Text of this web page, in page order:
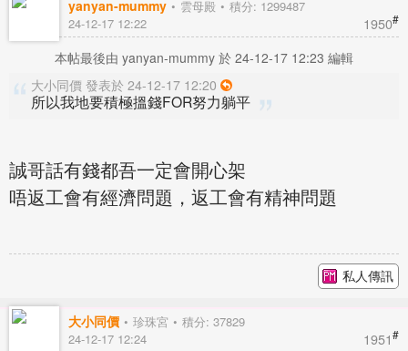
yanyan-mummy 雲母殿 積分: 1299487
1950#
24-12-17 12:22
本帖最後由 yanyan-mummy 於 24-12-17 12:23 編輯
大小同價 發表於 24-12-17 12:20
所以我地要積極搵錢FOR努力躺平
誠哥話有錢都吾一定會開心架
唔返工會有經濟問題，返工會有精神問題
私人傳訊
大小同價 珍珠宮 積分: 37829
1951#
24-12-17 12:24